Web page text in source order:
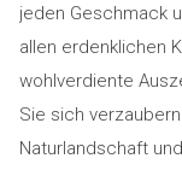
jeden Geschmack
allen erdenklichen
wohlverdiente
Sie sich
Naturlandschaft